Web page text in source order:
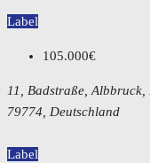
Label
105.000€
11, Badstraße, Albbruck,
79774, Deutschland
Label